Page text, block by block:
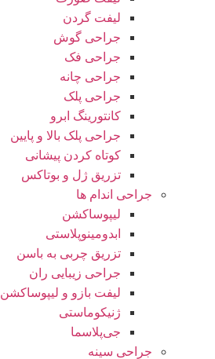
لیفت گردن
جراحی گوش
جراحی فک
جراحی چانه
جراحی پلک
کانتورینگ ابرو
جراحی پلک بالا و پایین
کوتاه کردن پیشانی
تزریق ژل و بوتاکس
جراحی اندام ها
لیپوساکشن
ابدومینوپلاستی
تزریق چربی به باسن
جراحی زیبایی ران
لیفت بازو و لیپوساکشن
ژنیکوماستی
جی‌پلاسما
جراحی سینه